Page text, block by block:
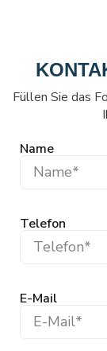
Füllen Sie das
Name
Telefon
E-Mail